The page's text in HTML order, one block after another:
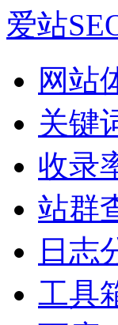
爱站
网站
关键
收录
站群
日志
工具